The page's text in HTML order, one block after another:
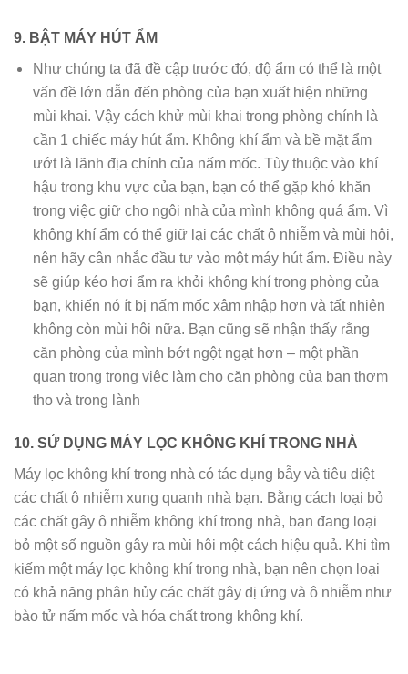
9. BẬT MÁY HÚT ẨM
Như chúng ta đã đề cập trước đó, độ ẩm có thể là một
vấn đề lớn dẫn đến phòng của bạn xuất hiện những
mùi khai. Vậy cách khử mùi khai trong phòng chính là
cần 1 chiếc máy hút ẩm. Không khí ẩm và bề mặt ẩm
ướt là lãnh địa chính của nấm mốc. Tùy thuộc vào khí
hậu trong khu vực của bạn, bạn có thể gặp khó khăn
trong việc giữ cho ngôi nhà của mình không quá ẩm. Vì
không khí ẩm có thể giữ lại các chất ô nhiễm và mùi hôi,
nên hãy cân nhắc đầu tư vào một máy hút ẩm. Điều này
sẽ giúp kéo hơi ẩm ra khỏi không khí trong phòng của
bạn, khiến nó ít bị nấm mốc xâm nhập hơn và tất nhiên
không còn mùi hôi nữa. Bạn cũng sẽ nhận thấy rằng
căn phòng của mình bớt ngột ngạt hơn – một phần
quan trọng trong việc làm cho căn phòng của bạn thơm
tho và trong lành
10. SỬ DỤNG MÁY LỌC KHÔNG KHÍ TRONG NHÀ
Máy lọc không khí trong nhà có tác dụng bẫy và tiêu diệt
các chất ô nhiễm xung quanh nhà bạn. Bằng cách loại bỏ
các chất gây ô nhiễm không khí trong nhà, bạn đang loại
bỏ một số nguồn gây ra mùi hôi một cách hiệu quả. Khi tìm
kiếm một máy lọc không khí trong nhà, bạn nên chọn loại
có khả năng phân hủy các chất gây dị ứng và ô nhiễm như
bào tử nấm mốc và hóa chất trong không khí.